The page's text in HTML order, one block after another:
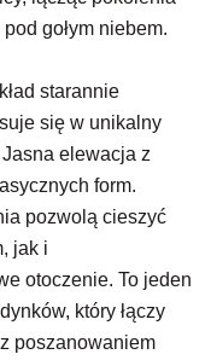
gołym niebem.
starannie
się w unikalny
elewacja z
form.
pozwolą cieszyć
jak i
otoczenie. To jeden
który łączy
poszanowaniem